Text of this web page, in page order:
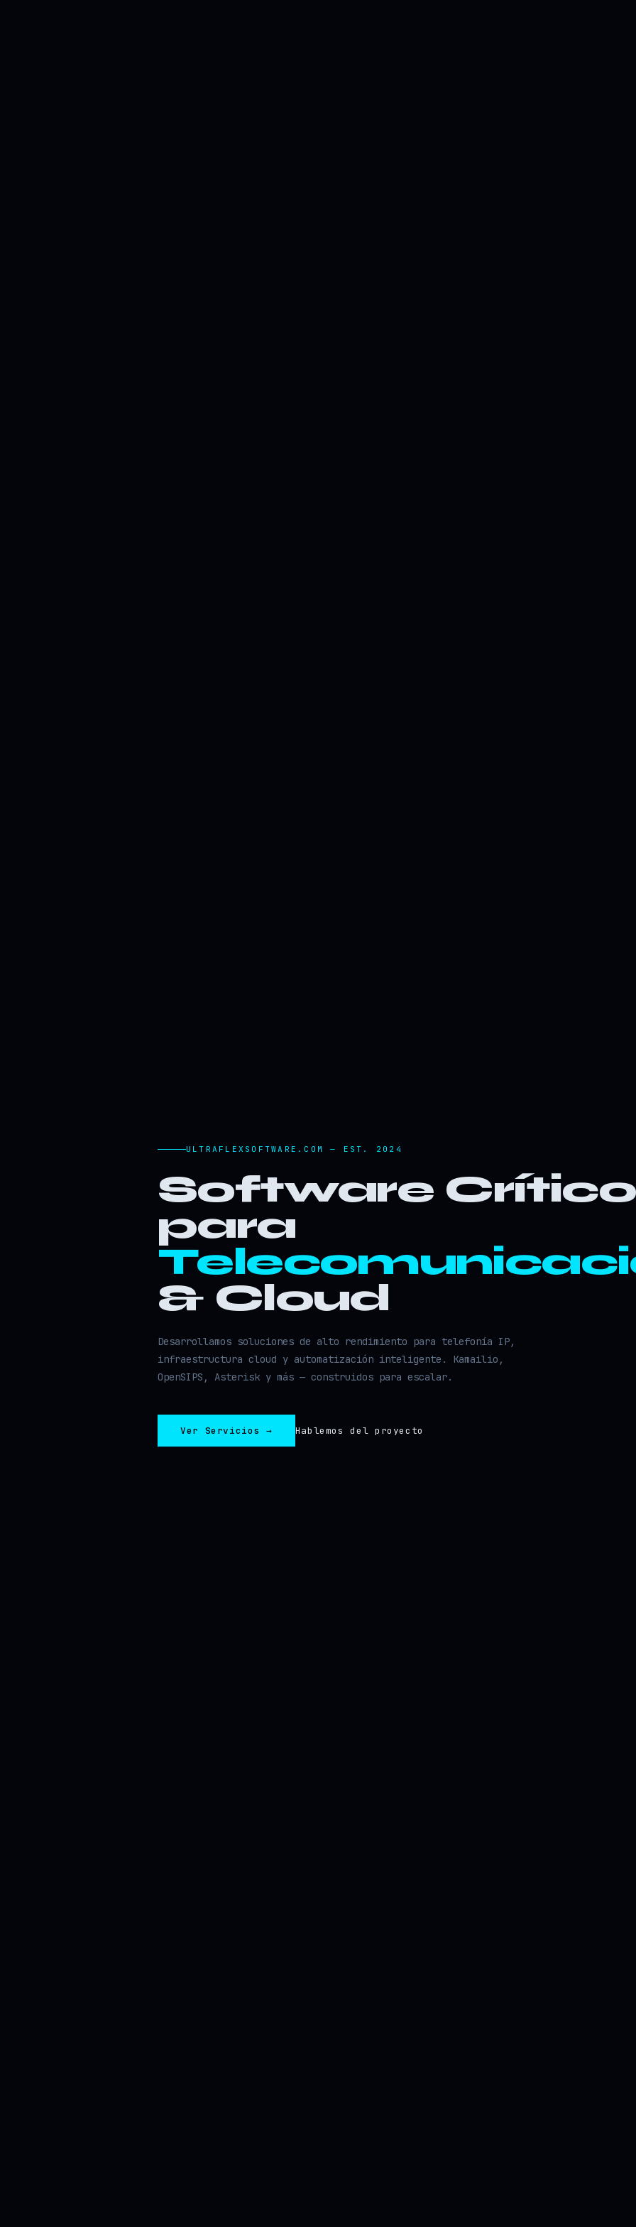
ULTRAFLEXSOFTWARE.COM — EST. 2024
Software Crítico
para
& Cloud
Desarrollamos soluciones de alto rendimiento para telefonía IP,
infraestructura cloud y automatización inteligente. Kamailio,
OpenSIPS, Asterisk y más — construidos para escalar.
Ver Servicios → Hablemos del proyecto